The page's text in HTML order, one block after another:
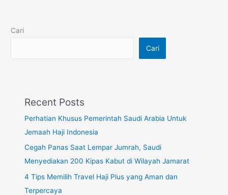
Cari
Cari
Recent Posts
Perhatian Khusus Pemerintah Saudi Arabia Untuk
Jemaah Haji Indonesia
Cegah Panas Saat Lempar Jumrah, Saudi
Menyediakan 200 Kipas Kabut di Wilayah Jamarat
4 Tips Memilih Travel Haji Plus yang Aman dan
Terpercaya